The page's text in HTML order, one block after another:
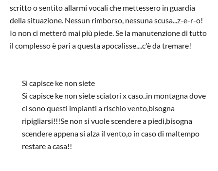
scritto o sentito allarmi vocali che mettessero in guardia
della situazione. Nessun rimborso, nessuna scusa...z-e-r-o!
Io non ci metterò mai più piede. Se la manutenzione di tutto
il complesso è pari a questa apocalisse....c'è da tremare!
Si capisce ke non siete
Si capisce ke non siete sciatori x caso..in montagna dove
ci sono questi impianti a rischio vento,bisogna
ripigliarsi!!!Se non si vuole scendere a piedi,bisogna
scendere appena si alza il vento,o in caso di maltempo
restare a casa!!